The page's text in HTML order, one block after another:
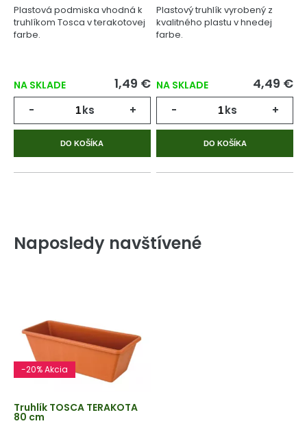
Plastová podmiska vhodná k
truhlíkom Tosca v terakotovej
farbe.
NA SKLADE 1,49 €
- ks +
DO KOŠÍKA
Plastový truhlík vyrobený z
kvalitného plastu v hnedej
farbe.
NA SKLADE 4,49 €
- ks +
DO KOŠÍKA
Naposledy navštívené
-20% Akcia
Truhlík TOSCA TERAKOTA
80 cm